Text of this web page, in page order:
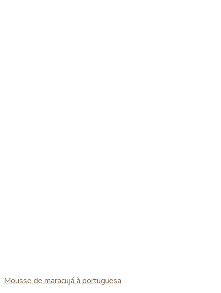
Mousse de maracujá à portuguesa